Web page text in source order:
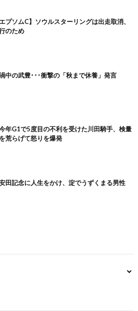
プソムC】ソウルスターリングは出走取消、
のため
渦中の武豊･･･衝撃の「秋まで休養」発言
今年G1で5度目の不利を受けた川田騎手、検量
荒らげて怒りを爆発
安田記念に人生をかけ、淀でうずくまる男性